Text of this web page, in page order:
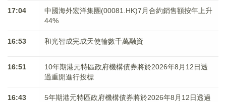
17:04
中國海外宏洋集團(00081.HK)7月合約銷售額按年上升
44%
16:53 和光智成完成天使輪數千萬融資
16:51
10年期港元特區政府機構債券將於2026年8月12日透
過重開進行投標
16:43
5年期港元特區政府機構債券將於2026年8月12日透過